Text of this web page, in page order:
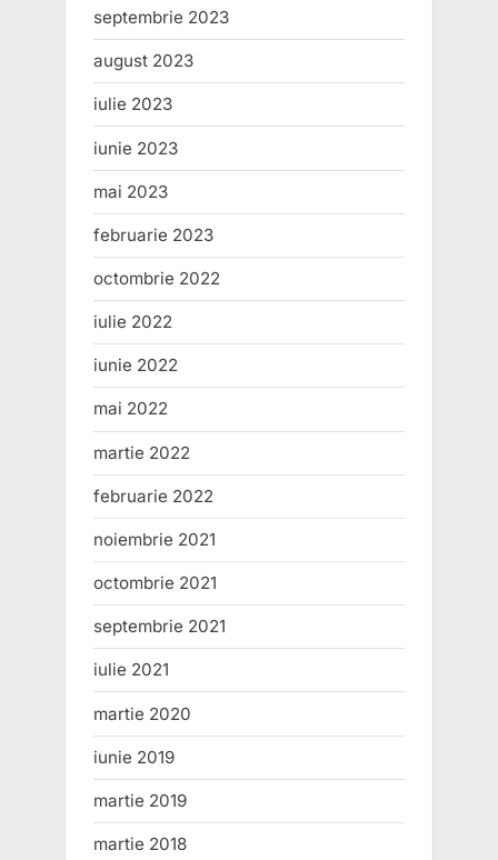
septembrie 2023
august 2023
iulie 2023
iunie 2023
mai 2023
februarie 2023
octombrie 2022
iulie 2022
iunie 2022
mai 2022
martie 2022
februarie 2022
noiembrie 2021
octombrie 2021
septembrie 2021
iulie 2021
martie 2020
iunie 2019
martie 2019
martie 2018